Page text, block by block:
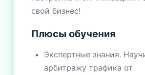
свой бизнес!
Плюсы обучения
Экспертные знания.
арбитражу трафика от